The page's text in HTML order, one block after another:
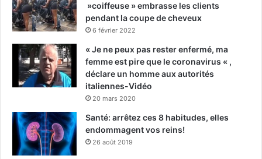
»coiffeuse » embrasse les clients
pendant la coupe de cheveux
6 février 2022
« Je ne peux pas rester enfermé, ma
femme est pire que le coronavirus « ,
déclare un homme aux autorités
italiennes-Vidéo
20 mars 2020
Santé: arrêtez ces 8 habitudes, elles
endommagent vos reins!
26 août 2019